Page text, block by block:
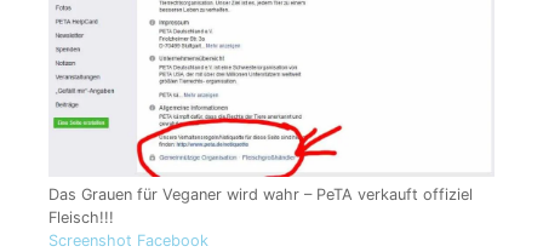
Das Grauen für Veganer wird wahr – PeTA verkauft offiziel
Fleisch!!!
Screenshot Facebook